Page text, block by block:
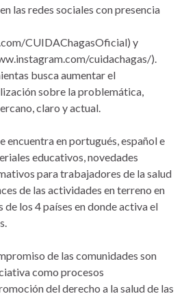
las redes sociales con presencia
CUIDAChagasOficial) y
cuidachagas/).
busca aumentar el
sobre la problemática,
claro y actual.
encuentra en portugués, español e
educativos, novedades
para trabajadores de la salud
de las actividades en terreno en
de los 4 países en donde activa el
de las comunidades son
como procesos
del derecho a la salud de las